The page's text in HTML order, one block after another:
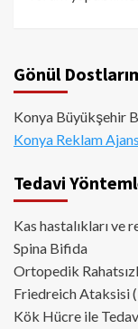
Gönül
Konya Büyükşehir
Konya Reklam
Tedavi
Kas hastalıkları ve
Spina Bifida
Ortopedik
Friedreich Ataksisi
Kök Hücre ile